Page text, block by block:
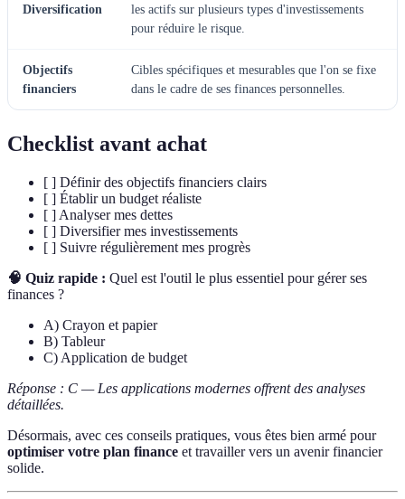
Diversification
les actifs sur plusieurs types d'investissements
pour réduire le risque.
Objectifs
financiers
Cibles spécifiques et mesurables que l'on se fixe
dans le cadre de ses finances personnelles.
Checklist avant achat
[ ] Définir des objectifs financiers clairs
[ ] Établir un budget réaliste
[ ] Analyser mes dettes
[ ] Diversifier mes investissements
[ ] Suivre régulièrement mes progrès
🧠 Quiz rapide : Quel est l'outil le plus essentiel pour gérer ses
finances ?
A) Crayon et papier
B) Tableur
C) Application de budget
Réponse : C — Les applications modernes offrent des analyses
détaillées.
Désormais, avec ces conseils pratiques, vous êtes bien armé pour
optimiser votre plan finance et travailler vers un avenir financier
solide.